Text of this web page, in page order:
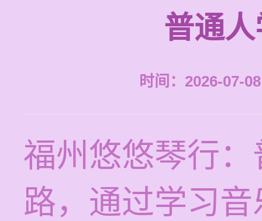
普通
时间：2026-07-
福州悠悠琴行
路，通过学习